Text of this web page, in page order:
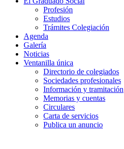
Profesión
Estudios
Trámites Colegiación
Agenda
Galería
Noticias
Ventanilla única
Directorio de colegiados
Sociedades profesionales
Información y tramitación
Memorias y cuentas
Circulares
Carta de servicios
Publica un anuncio